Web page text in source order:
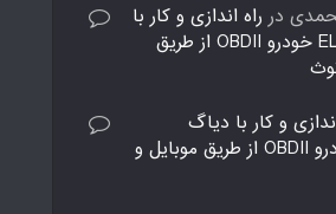
در راه اندازی و کار با
دیاگ ELM327 خودرو OBDII از طریق
و کار با دیاگ
ELM327 خودرو OBDII از طریق موبایل و